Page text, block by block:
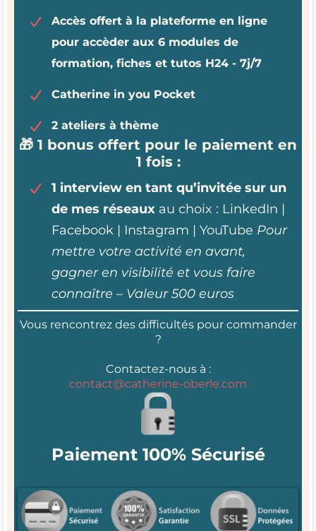
Accès offert à la plateforme en ligne
pour accèder aux 6 modules de
formation, fiches et tutos H24 - 7j/7
Catherine in you Pocket
2 ateliers à thème
🎁 1 bonus offert pour le paiement en
1 fois :
1 interview en tant qu’invitée sur un
de mes réseauxau choix : LinkedIn |
Facebook | Instagram | YouTube Pour
mettre votre activité en avant,
gagner en visibilité et vous faire
connaître – Valeur 500 euros
Vous rencontrez des difficultés pour commander
?
Contactez-nous à :
contact@catherine-oberle.com
Paiement 100% Sécurisé